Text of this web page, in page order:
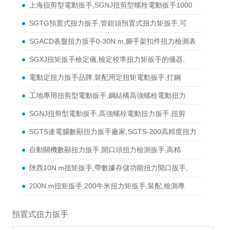
上海扭剪型電動扳手,SGNJ扭剪型螺栓電動扳手1000
SGTG預置式扭力扳手,管鉗頭預置式扭力矩扳手,可
SGACD表盤扭力扳手0-30N.m,腳手架扣件扭力檢測表
SGXJ扭矩扳手檢定儀,檢定校準扭力矩扳手的儀器,
電動定扭力扳手品牌,裝配用定扭矩電動扳手,打鋼
工地專用扭剪型電動扳手,鋼結構高強螺栓電動扭力
SGNJ扭剪型電動扳手,高強螺栓電動扭力扳手,扭剪
SGTS連電腦數顯扭力扳手廠家,SGTS-200高精度扭力
自動關機數顯扭力扳手,開口頭扭力檢測扳手,高精
陜西10N.m扭矩扳手,帶數據存儲功能扭力開口扳手,
200N.m扭矩扳手,200牛米扭力矩扳手,裝配,檢測專
預置式扭力扳手